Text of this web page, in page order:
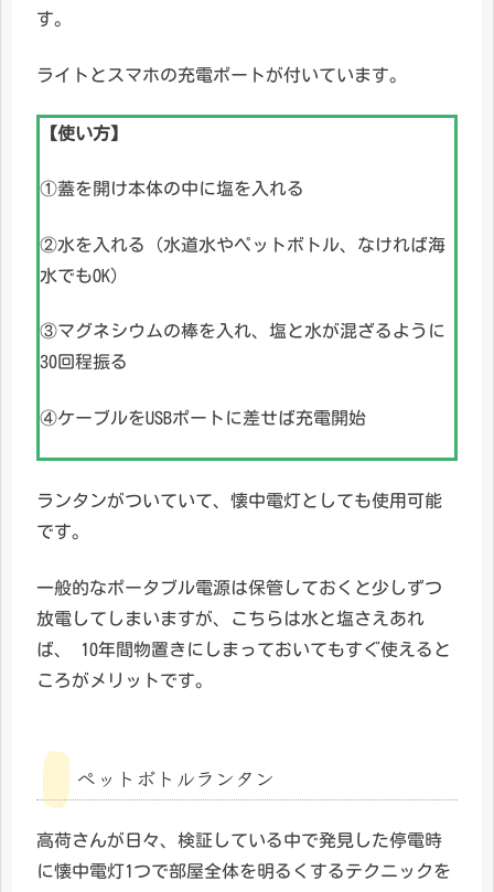
す。
ライトとスマホの充電ポートが付いています。
【使い方】
①蓋を開け本体の中に塩を入れる
②水を入れる（水道水やペットボトル、なければ海
水でもOK）
③マグネシウムの棒を入れ、塩と水が混ざるように
30回程振る
④ケーブルをUSBポートに差せば充電開始
ランタンがついていて、懐中電灯としても使用可能
です。
一般的なポータブル電源は保管しておくと少しずつ
放電してしまいますが、こちらは水と塩さえあれ
ば、 10年間物置きにしまっておいてもすぐ使えると
ころがメリットです。
ペットボトルランタン
高荷さんが日々、検証している中で発見した停電時
に懐中電灯1つで部屋全体を明るくするテクニックを